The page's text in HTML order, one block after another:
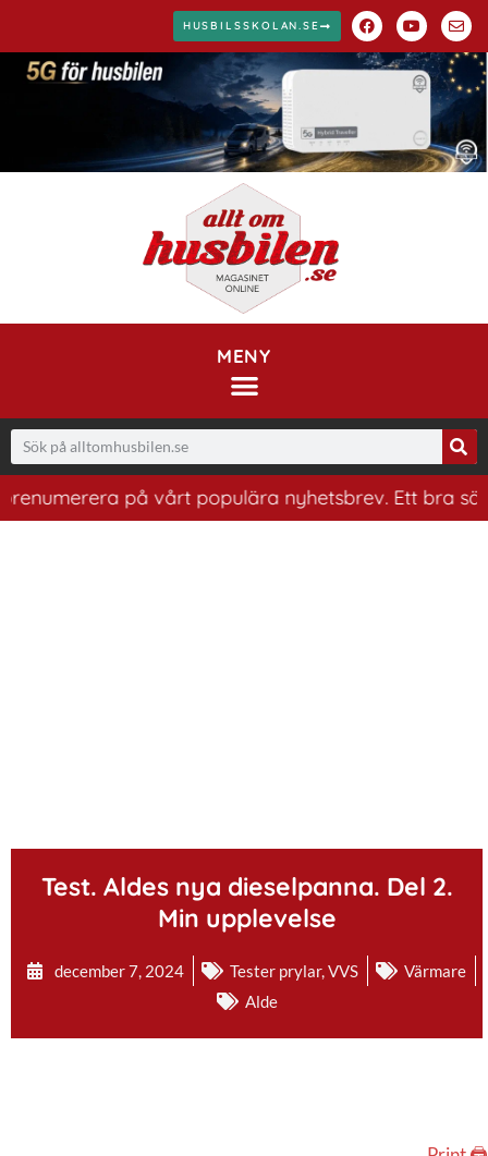
HUSBILSSKOLAN.SE
MENY
på vårt populära nyhetsbrev. Ett bra sätt att
Test. Aldes nya dieselpanna. Del 2.
Min upplevelse
december 7, 2024 Tester prylar,VVS
Värmare
Alde